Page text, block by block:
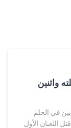
واثنين
في الحلم
الثعبان الأول